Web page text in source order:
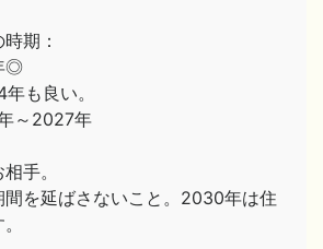
期：
◎
も良い。
～2027年
手。
間を延ばさないこと。2030年は住